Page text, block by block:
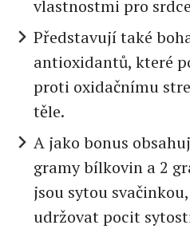
vlastnostmi pro
Představují také
antioxidantů, které
proti oxidačnímu
těle.
A jako bonus
gramy bílkovin a 2
jsou sytou
udržovat pocit